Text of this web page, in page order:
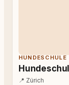
HUNDESCHULE
📍 Zürich